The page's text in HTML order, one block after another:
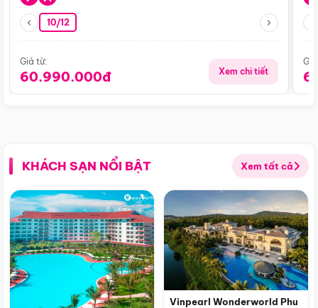
10/12
Giá từ:
60.990.000đ Xem chi tiết
KHÁCH SẠN NỔI BẬT Xem tất cả
Vinpearl Wonderworld Phu